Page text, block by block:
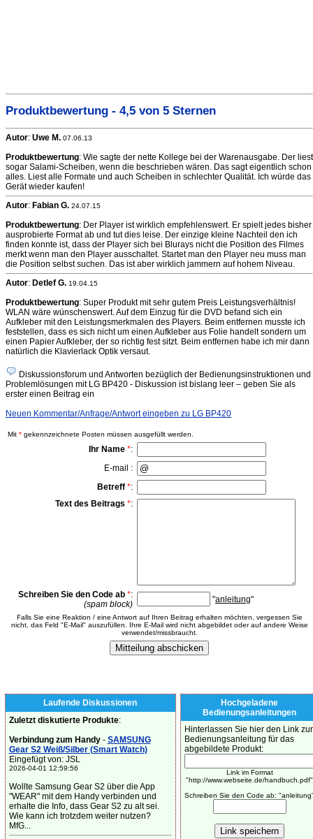
Produktbewertung - 4,5 von 5 Sternen
Autor: Uwe M. 07.06.13
Produktbewertung: Wie sagte der nette Kollege bei der Warenausgabe. Der liest
sogar Salami-Scheiben, wenn die beschrieben wären. Das sagt eigentlich schon
alles. Liest alle Formate und auch Scheiben in schlechter Qualität. Ich würde das
Gerät wieder kaufen!
Autor: Fabian G. 24.07.15
Produktbewertung: Der Player ist wirklich empfehlenswert. Er spielt jedes bisher
ausprobierte Format ab und tut dies leise. Der einzige kleine Nachteil den ich
finden konnte ist, dass der Player sich bei Blurays nicht die Position des Filmes
merkt wenn man den Player ausschaltet. Startet man den Player neu muss man
die Position selbst suchen. Das ist aber wirklich jammern auf hohem Niveau.
Autor: Detlef G. 19.04.15
Produktbewertung: Super Produkt mit sehr gutem Preis Leistungsverhältnis!
WLAN wäre wünschenswert. Auf dem Einzug für die DVD befand sich ein
Aufkleber mit den Leistungsmerkmalen des Players. Beim entfernen musste ich
feststellen, dass es sich nicht um einen Aufkleber aus Folie handelt sondern um
einen Papier Aufkleber, der so richtig fest sitzt. Beim entfernen habe ich mir dann
natürlich die Klavierlack Optik versaut.
Diskussionsforum und Antworten bezüglich der Bedienungsinstruktionen und
Problemlösungen mit LG BP420 - Diskussion ist bislang leer – geben Sie als
erster einen Beitrag ein
Neuen Kommentar/Anfrage/Antwort eingeben zu LG BP420
Mit * gekennzeichnete Posten müssen ausgefüllt werden.
Ihr Name *:
E-mail :
Betreff *:
Text des Beitrags *:
Schreiben Sie den Code ab *:
(spam block)
"anleitung"
Falls Sie eine Reaktion / eine Antwort auf Ihren Beitrag erhalten möchten, vergessen Sie
nicht, das Feld "E-Mail" auszufüllen. Ihre E-Mail wird nicht abgebildet oder auf andere Weise
verwendet/missbraucht.
Laufende Diskussionen
Zuletzt diskutierte Produkte:
Verbindung zum Handy- SAMSUNG
Gear S2 Weiß/Silber (Smart Watch)
Eingefügt von: JSL
2026-04-01 12:59:56
Wollte Samsung Gear S2 über die App
"WEAR" mit dem Handy verbinden und
erhalte die Info, dass Gear S2 zu alt sei.
Wie kann ich trotzdem weiter nutzen?
MfG...
Hochgeladene
Bedienungsanleitungen
Hinterlassen Sie hier den Link zur
Bedienungsanleitung für das
abgebildete Produkt:
Link im Format
"http://www.webseite.de/handbuch.pdf"
Schreiben Sie den Code ab: